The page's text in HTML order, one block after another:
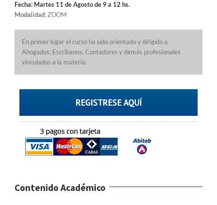
Fecha: Martes 11 de Agosto de 9 a 12 hs.
Modalidad: ZOOM
En primer lugar el curso ha sido orientado y dirigido a
Abogados, Escribanos, Contadores y demás profesionales
vinculados a la materia.
REGISTRESE AQUÍ
Contenido Académico